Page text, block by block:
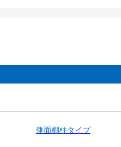
側面棚柱タイプ